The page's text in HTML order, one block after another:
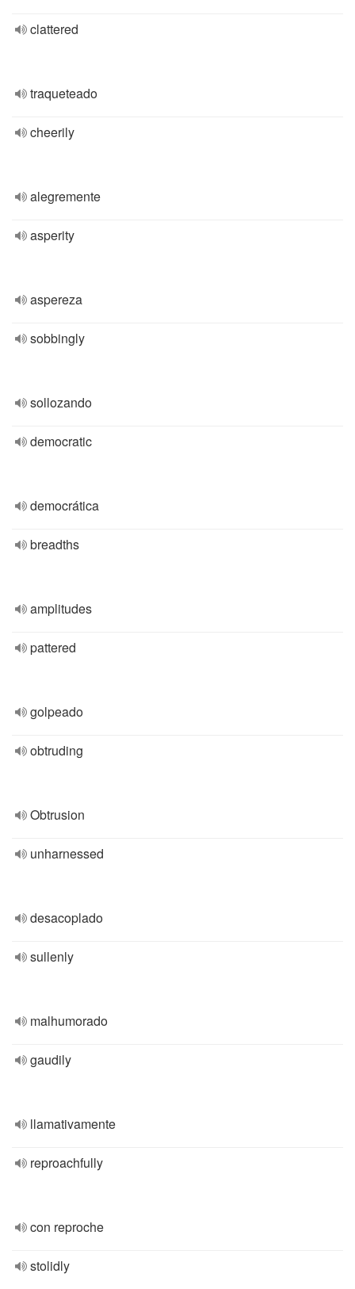
clattered
traqueteado
cheerily
alegremente
asperity
aspereza
sobbingly
sollozando
democratic
democrática
breadths
amplitudes
pattered
golpeado
obtruding
Obtrusion
unharnessed
desacoplado
sullenly
malhumorado
gaudily
llamativamente
reproachfully
con reproche
stolidly